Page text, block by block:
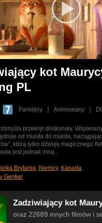
kot
PL
Familijny Animowany
przekręt doskonały.
od miasta do miasta,
którą tylko dźwięk magicznego
jest jednak inna...
Brytania, Niemcy, Kanada
Genkel
Zadziwiający kot
Dubbing PL
oraz 22689 innych filmów i